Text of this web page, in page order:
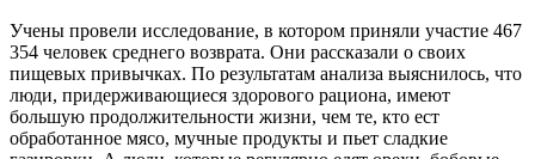
Учены провели исследование, в котором приняли участие 467
354 человек среднего возврата. Они рассказали о своих
пищевых привычках. По результатам анализа выяснилось, что
люди, придерживающиеся здорового рациона, имеют
большую продолжительности жизни, чем те, кто ест
обработанное мясо, мучные продукты и пьет сладкие